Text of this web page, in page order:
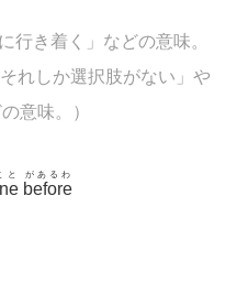
行き着く」などの意味。
れしか選択肢がない」や
意味。）
と
before
があるわ